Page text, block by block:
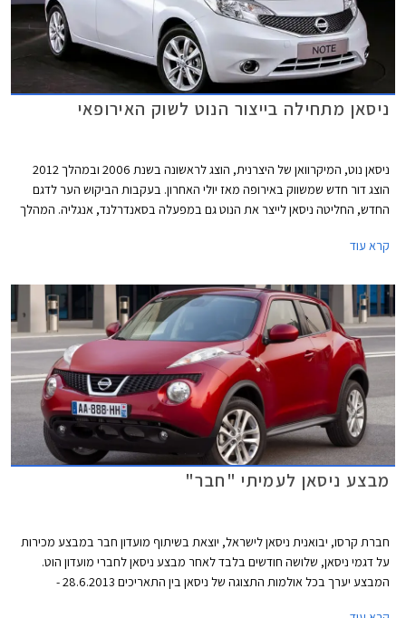
ניסאן מתחילה בייצור הנוט לשוק האירופאי
ניסאן נוט, המיקרוואן של היצרנית, הוצג לראשונה בשנת 2006 ובמהלך 2012
הוצג דור חדש שמשווק באירופה מאז יולי האחרון. בעקבות הביקוש הער לדגם
החדש, החליטה ניסאן לייצר את הנוט גם במפעלה בסאנדרלנד, אנגליה. המהלך
כחלק מהאסטרטגיה של ניסאן להפוך ליצרן האסייאתי הנמכר ביותר באירופה.
קרא עוד
מבצע ניסאן לעמיתי "חבר"
חברת קרסו, יבואנית ניסאן לישראל, יוצאת בשיתוף מועדון חבר במבצע מכירות
על דגמי ניסאן, שלושה חודשים בלבד לאחר מבצע ניסאן לחברי מועדון הוט.
המבצע יערך בכל אולמות התצוגה של ניסאן בין התאריכים 28.6.2013 -